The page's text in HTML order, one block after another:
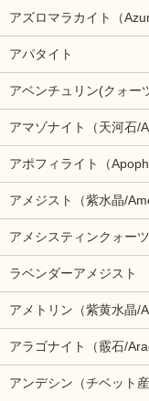
アズロマラカイト（
アパタイト
アベンチュリン(クォー
アマゾナイト（天河石/
アポフィライト（
アメジスト（紫水晶/
アメシスティンクォー
ラベンダーアメジスト
アメトリン（紫黄水晶/
アラゴナイト（霰石/
アンデシン（チベット産